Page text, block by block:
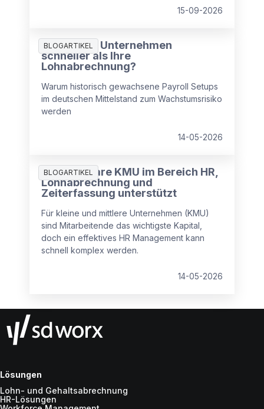
15-09-2026
BLOGARTIKEL
Wächst Ihr Unternehmen
schneller als Ihre
Lohnabrechnung?
Warum historisch gewachsene Payroll Setups
im deutschen Mittelstand zum Wachstumsrisiko
werden
14-05-2026
BLOGARTIKEL
Wie Software KMU im Bereich HR,
Lohnabrechnung und
Zeiterfassung unterstützt
Für kleine und mittlere Unternehmen (KMU)
sind Mitarbeitende das wichtigste Kapital,
doch ein effektives HR Management kann
schnell komplex werden.
14-05-2026
Lösungen
Lohn- und Gehaltsabrechnung
HR-Lösungen